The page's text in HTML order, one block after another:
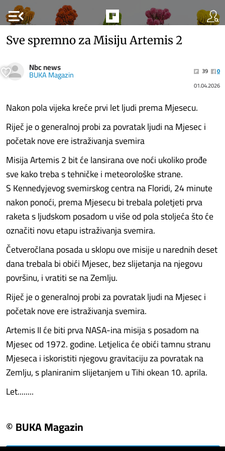
menu_open
Sve spremno za Misiju Artemis 2
Nbc news
BUKA Magazin 39
0
01.04.2026
Nakon pola vijeka kreće prvi let ljudi prema Mjesecu.
Riječ je o generalnoj probi za povratak ljudi na Mjesec i
početak nove ere istraživanja svemira
Misija Artemis 2 bit će lansirana ove noći ukoliko prođe
sve kako treba s tehničke i meteorološke strane.
S Kennedyjevog svemirskog centra na Floridi, 24 minute
nakon ponoći, prema Mjesecu bi trebala poletjeti prva
raketa s ljudskom posadom u više od pola stoljeća što će
označiti novu etapu istraživanja svemira.
Četveročlana posada u sklopu ove misije u narednih deset
dana trebala bi obići Mjesec, bez slijetanja na njegovu
površinu, i vratiti se na Zemlju.
Riječ je o generalnoj probi za povratak ljudi na Mjesec i
početak nove ere istraživanja svemira.
Artemis II će biti prva NASA-ina misija s posadom na
Mjesec od 1972. godine. Letjelica će obići tamnu stranu
Mjeseca i iskoristiti njegovu gravitaciju za povratak na
Zemlju, s planiranim slijetanjem u Tihi okean 10. aprila.
Let........
© BUKA Magazin